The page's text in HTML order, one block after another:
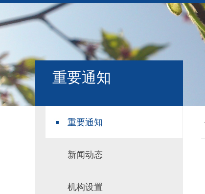
现任领导
组织结构
学科设置
办公指南
会议纪要
学院发文
最新消息
师资队伍
岗位聘任
重要通知
重要通知
新闻动态
机构设置